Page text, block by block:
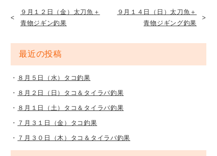
９月１２日（金）太刀魚＋
青物ジギン釣果
９月１４日（日）太刀魚＋
青物ジギング釣果
最近の投稿
８月５日（水）タコ釣果
８月２日（日）タコ＆タイラバ釣果
８月１日（土）タコ＆タイラバ釣果
７月３１日（金）タコ釣果
７月３０日（木）タコ＆タイラバ釣果